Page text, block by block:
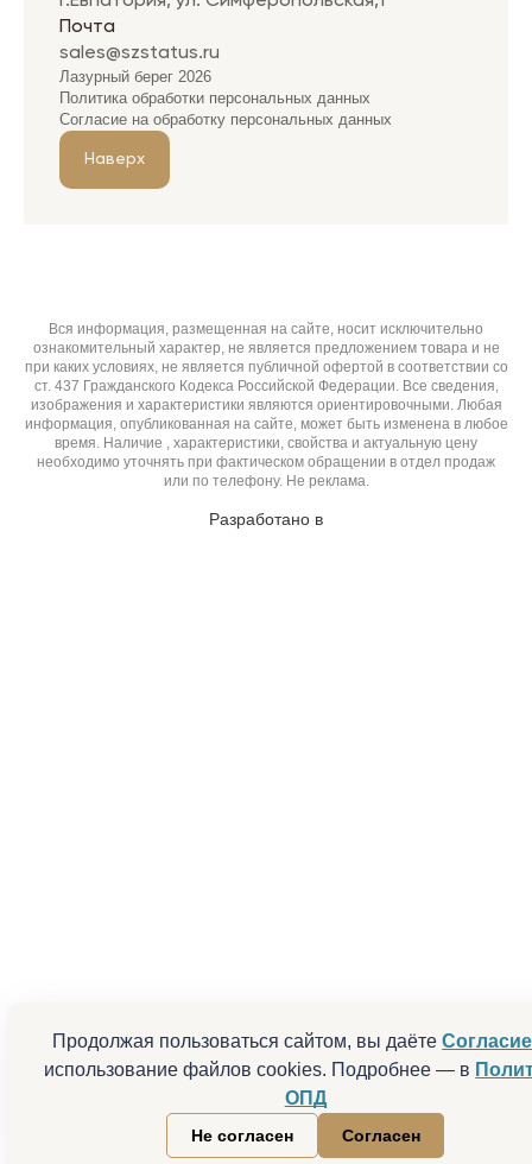
Продолжая пользоваться сайтом, вы даётеСогласие
использование файлов cookies. Подробнее — в
ОПД
Не согласен Согласен
Почта
sales@szstatus.ru
Лазурный берег 2026
Политика обработки персональных данных
Согласие на обработку персональных данных
Наверх
Вся информация, размещенная на сайте, носит исключительно
ознакомительный характер, не является предложением товара и не
при каких условиях, не является публичной офертой в соответствии со
ст. 437 Гражданского Кодекса Российской Федерации. Все сведения,
изображения и характеристики являются ориентировочными. Любая
информация, опубликованная на сайте, может быть изменена в любое
время. Наличие , характеристики, свойства и актуальную цену
необходимо уточнять при фактическом обращении в отдел продаж
или по телефону. Не реклама.
Разработано в